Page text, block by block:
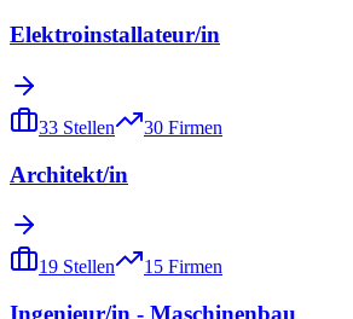
Elektroinstallateur/in
33 Stellen 30 Firmen
Architekt/in
19 Stellen 15 Firmen
Ingenieur/in - Maschinenbau